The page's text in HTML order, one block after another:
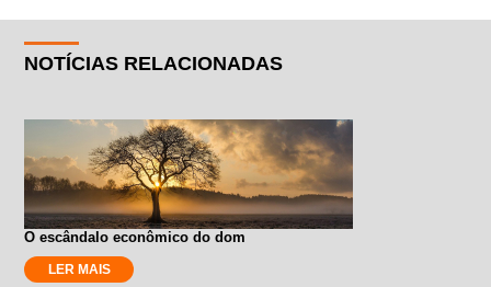
NOTÍCIAS RELACIONADAS
O escândalo econômico do dom
LER MAIS